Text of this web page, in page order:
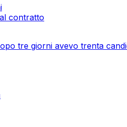
contratto
tre giorni avevo trenta